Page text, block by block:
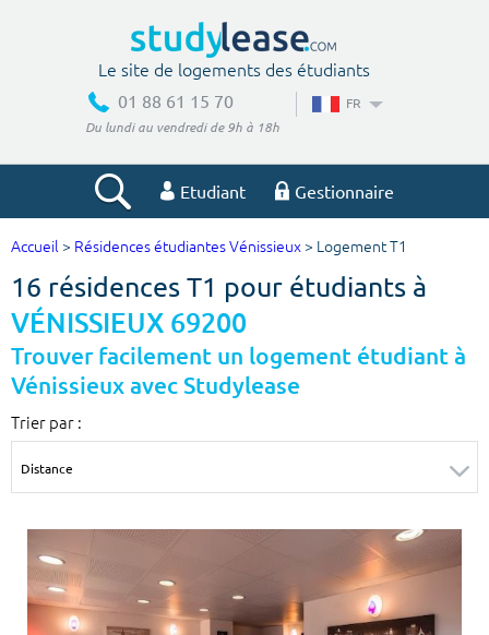
Le site de logements des étudiants
01 88 61 15 70
Du lundi au vendredi de 9h à 18h
FR
Etudiant Gestionnaire
Votre recherche
Ville, école
Type de location
Accueil > Résidences étudiantes Vénissieux > Logement T1
16 résidences T1 pour étudiants à
VÉNISSIEUX 69200
Trouver facilement un logement étudiant à
Vénissieux avec Studylease
Trier par :